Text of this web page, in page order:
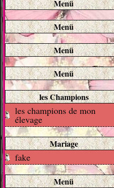
Menü
Menü
Menü
Menü
les Champions
les champions de mon
élevage
Mariage
fake
Menü